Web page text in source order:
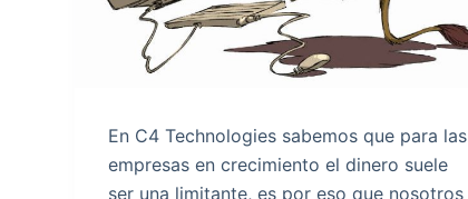
En C4 Technologies sabemos que para las
empresas en crecimiento el dinero suele
ser una limitante, es por eso que nosotros